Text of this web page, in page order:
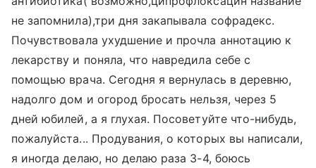
не запомнила),три дня закапывала софрадекс.
Почувствовала ухудшение и прочла аннотацию к
лекарству и поняла, что навредила себе с
помощью врача. Сегодня я вернулась в деревню,
надолго дом и огород бросать нельзя, через 5
дней юбилей, а я глухая. Посоветуйте что-нибудь,
пожалуйста... Продувания, о которых вы написали,
я иногда делаю, но делаю раза 3-4, боюсь